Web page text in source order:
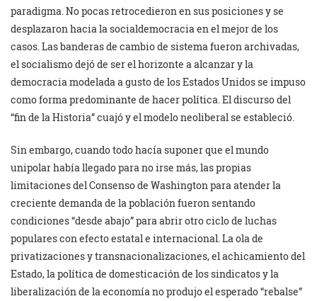
paradigma. No pocas retrocedieron en sus posiciones y se
desplazaron hacia la socialdemocracia en el mejor de los
casos. Las banderas de cambio de sistema fueron archivadas,
el socialismo dejó de ser el horizonte a alcanzar y la
democracia modelada a gusto de los Estados Unidos se impuso
como forma predominante de hacer política. El discurso del
“fin de la Historia” cuajó y el modelo neoliberal se estableció.
Sin embargo, cuando todo hacía suponer que el mundo
unipolar había llegado para no irse más, las propias
limitaciones del Consenso de Washington para atender la
creciente demanda de la población fueron sentando
condiciones “desde abajo” para abrir otro ciclo de luchas
populares con efecto estatal e internacional. La ola de
privatizaciones y transnacionalizaciones, el achicamiento del
Estado, la política de domesticación de los sindicatos y la
liberalización de la economía no produjo el esperado “rebalse”